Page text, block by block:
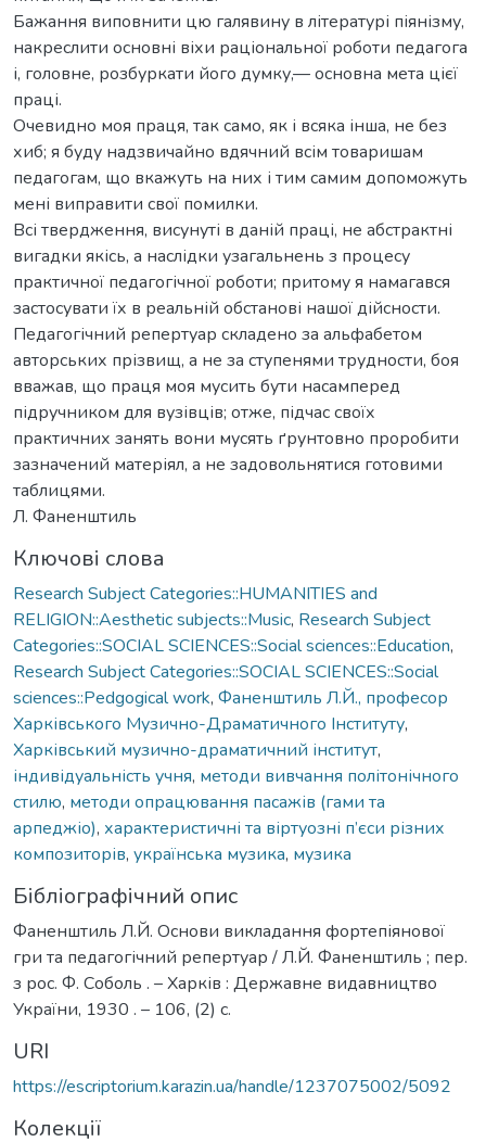
Бажання виповнити цю галявину в літературі піянізму,
накреслити основні віхи раціональної роботи педагога
і, головне, розбуркати його думку,— основна мета цієї
праці.
Очевидно моя праця, так само, як і всяка інша, не без
хиб; я буду надзвичайно вдячний всім товаришам
педагогам, що вкажуть на них і тим самим допоможуть
мені виправити свої помилки.
Всі твердження, висунуті в даній праці, не абстрактні
вигадки якісь, а наслідки узагальнень з процесу
практичної педагогічної роботи; притому я намагався
застосувати їх в реальній обстанові нашої дійсности.
Педагогічний репертуар складено за альфабетом
авторських прізвищ, а не за ступенями трудности, боя
вважав, що праця моя мусить бути насамперед
підручником для вузівців; отже, підчас своїх
практичних занять вони мусять ґрунтовно проробити
зазначений матеріял, а не задовольнятися готовими
таблицями.
Л. Фаненштиль
Ключові слова
Research Subject Categories::HUMANITIES and
RELIGION::Aesthetic subjects::Music, Research Subject
Categories::SOCIAL SCIENCES::Social sciences::Education,
Research Subject Categories::SOCIAL SCIENCES::Social
sciences::Pedgogical work, Фаненштиль Л.Й., професор
Харківського Музично-Драматичного Інституту,
Харківський музично-драматичний інститут,
індивідуальність учня, методи вивчання політонічного
стилю, методи опрацювання пасажів (гами та
арпеджіо), характеристичні та віртуозні п’єси різних
композиторів, українська музика, музика
Бібліографічний опис
Фаненштиль Л.Й. Основи викладання фортепіянової
гри та педагогічний репертуар / Л.Й. Фаненштиль ; пер.
з рос. Ф. Соболь . – Харків : Державне видавництво
України, 1930 . – 106, (2) с.
URI
https://escriptorium.karazin.ua/handle/1237075002/5092
Колекції